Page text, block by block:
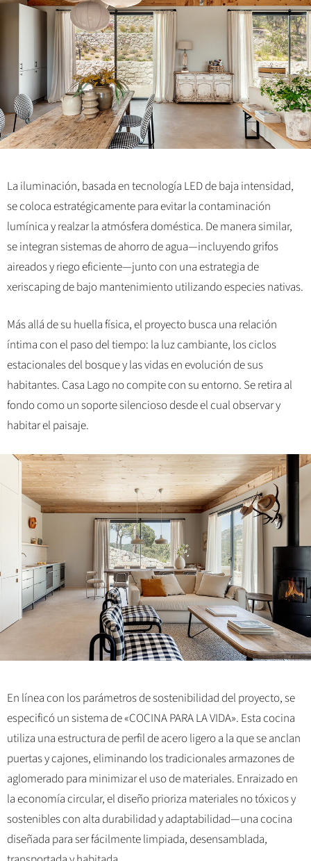
La iluminación, basada en tecnología LED de baja intensidad,
se coloca estratégicamente para evitar la contaminación
lumínica y realzar la atmósfera doméstica. De manera similar,
se integran sistemas de ahorro de agua—incluyendo grifos
aireados y riego eficiente—junto con una estrategia de
xeriscaping de bajo mantenimiento utilizando especies nativas.
Más allá de su huella física, el proyecto busca una relación
íntima con el paso del tiempo: la luz cambiante, los ciclos
estacionales del bosque y las vidas en evolución de sus
habitantes. Casa Lago no compite con su entorno. Se retira al
fondo como un soporte silencioso desde el cual observar y
habitar el paisaje.
En línea con los parámetros de sostenibilidad del proyecto, se
especificó un sistema de «COCINA PARA LA VIDA». Esta cocina
utiliza una estructura de perfil de acero ligero a la que se anclan
puertas y cajones, eliminando los tradicionales armazones de
aglomerado para minimizar el uso de materiales. Enraizado en
la economía circular, el diseño prioriza materiales no tóxicos y
sostenibles con alta durabilidad y adaptabilidad—una cocina
diseñada para ser fácilmente limpiada, desensamblada,